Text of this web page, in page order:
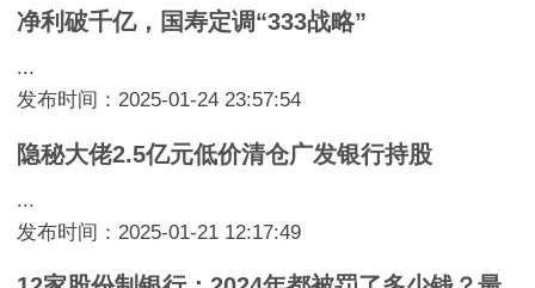
净利破千亿，国寿定调“333战略”
...
发布时间：2025-01-24 23:57:54
隐秘大佬2.5亿元低价清仓广发银行持股
...
发布时间：2025-01-21 12:17:49